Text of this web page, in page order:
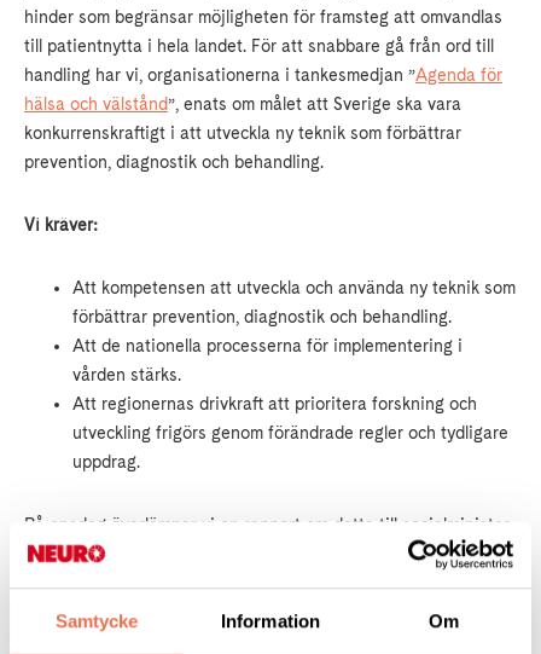
Samtycke Information Om
hinder som begränsar möjligheten för framsteg att omvandlas
till patientnytta i hela landet. För att snabbare gå från ord till
handling har vi, organisationerna i tankesmedjan ”Agenda för
hälsa och välstånd”, enats om målet att Sverige ska vara
konkurrenskraftigt i att utveckla ny teknik som förbättrar
prevention, diagnostik och behandling.
Vi kräver:
Att kompetensen att utveckla och använda ny teknik som
förbättrar prevention, diagnostik och behandling.
Att de nationella processerna för implementering i
vården stärks.
Att regionernas drivkraft att prioritera forskning och
utveckling frigörs genom förändrade regler och tydligare
uppdrag.
På onsdag överlämnar vi en rapport om detta till socialminister
Jakob Forssmed och hoppas på ett bra samtal om denna
viktiga framtidsfråga som både stärker Sveriges
konkurrenskraft och räddar liv, säger Lise Lidbäck, ordförande